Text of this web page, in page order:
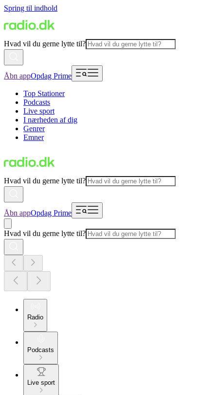
Spring til indhold
Hvad vil du gerne lytte til?
Åbn appOpdag Prime
Top Stationer
Podcasts
Live sport
I nærheden af dig
Genrer
Emner
Hvad vil du gerne lytte til?
Åbn appOpdag Prime
Hvad vil du gerne lytte til?
Radio
Podcasts
Live sport